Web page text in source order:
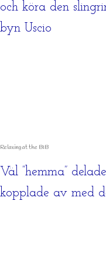
och köra den
byn Uscio
Relaxing at the B&B
Väl ”hemma”
kopplade av med